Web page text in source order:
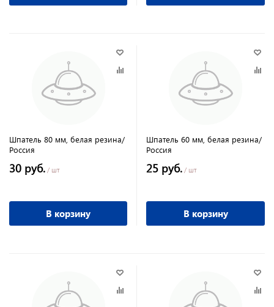
Шпатель 80 мм, белая резина/
Россия
30 руб. / шт
В корзину
Шпатель 60 мм, белая резина/
Россия
25 руб. / шт
В корзину